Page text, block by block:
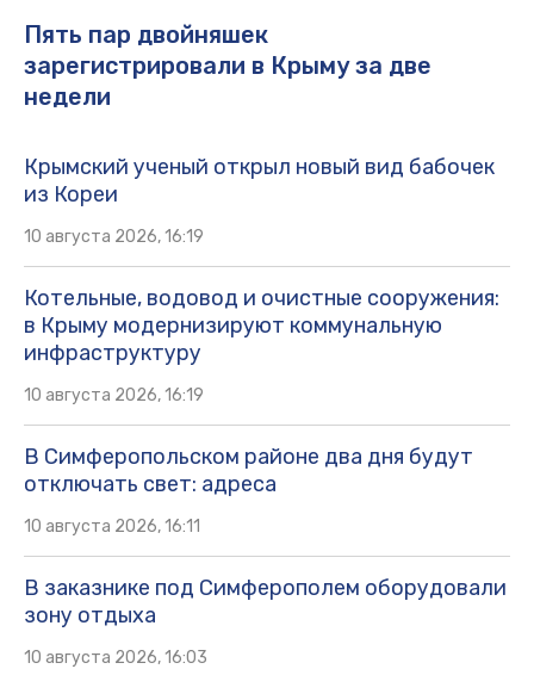
Пять пар двойняшек
зарегистрировали в Крыму за две
недели
Крымский ученый открыл новый вид бабочек
из Кореи
10 августа 2026, 16:19
Котельные, водовод и очистные сооружения:
в Крыму модернизируют коммунальную
инфраструктуру
10 августа 2026, 16:19
В Симферопольском районе два дня будут
отключать свет: адреса
10 августа 2026, 16:11
В заказнике под Симферополем оборудовали
зону отдыха
10 августа 2026, 16:03